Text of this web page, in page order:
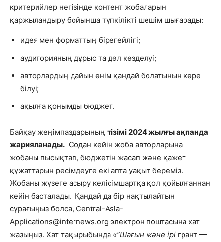
критерийлер негізінде контент жобаларын
қаржыландыру бойынша түпкілікті шешім шығарады:
идея мен форматтың бірегейлігі;
аудиторияның дұрыс та дәл көзделуі;
авторлардың дайын өнім қандай болатынын көре
білуі;
ақылға қонымды бюджет.
Байқау жеңімпаздарының тізімі 2024 жылғы ақпанда
жарияланады. Содан кейін жоба авторларына
жобаны пысықтап, бюджетін жасап және қажет
құжаттарын ресімдеуге екі апта уақыт береміз.
Жобаны жүзеге асыру келісімшартқа қол қойылғаннан
кейін басталады. Қандай да бір нақтылайтын
сұрағыңыз болса, Central-Asia-
Applications@internews.org электрон поштасына хат
жазыңыз. Хат тақырыбында «”Шағын және ірі грант —